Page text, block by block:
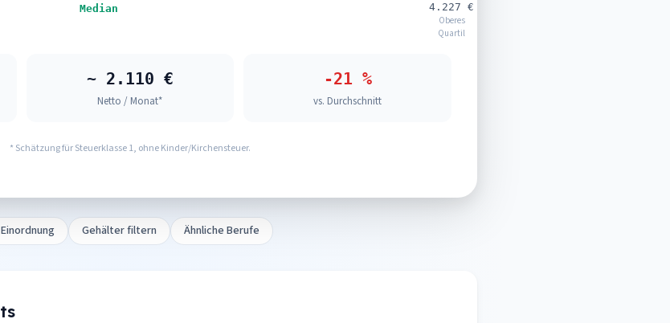
Median
4.227 €
Oberes
Quartil
~ 2.110 €
Netto / Monat*
-21 %
vs. Durchschnitt
* Schätzung für Steuerklasse 1, ohne Kinder/Kirchensteuer.
Einordnung Gehälter filtern Ähnliche Berufe